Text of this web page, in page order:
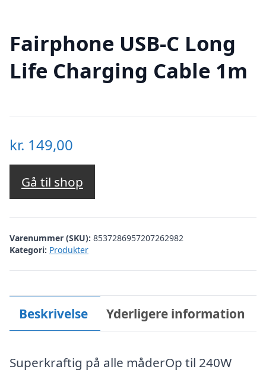
Fairphone USB-C Long
Life Charging Cable 1m
kr. 149,00
Gå til shop
Varenummer (SKU): 8537286957207262982
Kategori: Produkter
Beskrivelse Yderligere information
Superkraftig på alle måderOp til 240W